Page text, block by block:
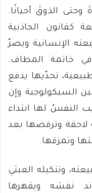
الذوقَ أحيانًا.
كقانون الجاذبية
الإنسانية ويصرّ
خاتمة المطاف.
تحدّيها يدفع
السيكولوجية وإن
النفسُ لها ابتداء
لاحقة وترفضها بعد
وتمزقها.
وتنكيله العبثي
نفسَه ويقهرها